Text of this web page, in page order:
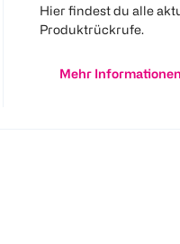
Hier findest du alle
Produktrückrufe.
Mehr Informationen